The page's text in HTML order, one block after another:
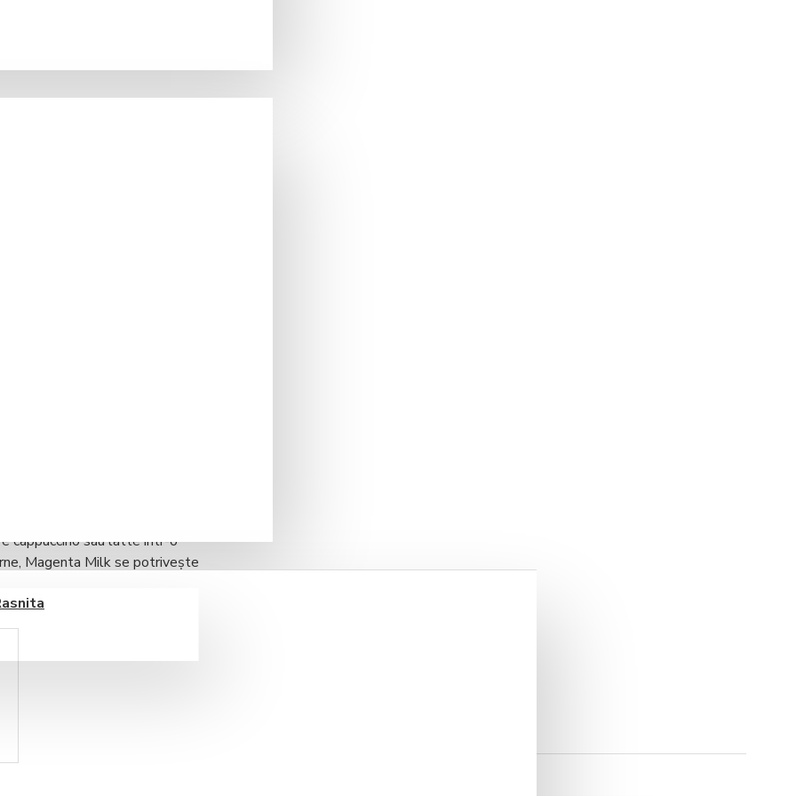
stratificat perfect. Totul la
cappuccino sau latte într-o
Magenta Milkse potrivește